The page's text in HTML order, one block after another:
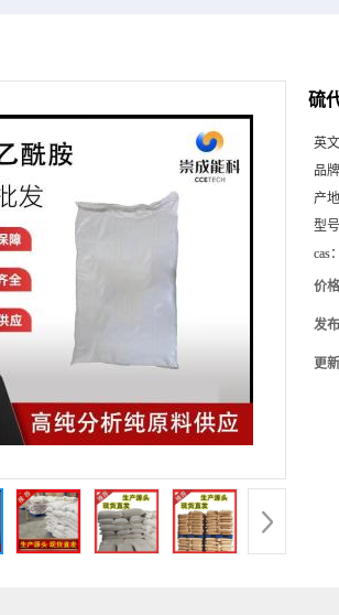
硫
英
品
产
型
cas
价
发
更